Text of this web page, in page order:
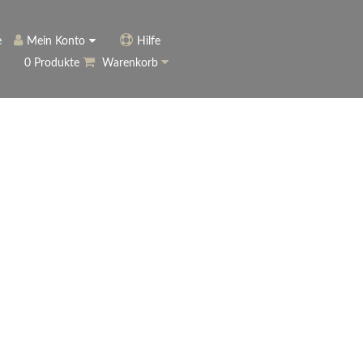
Mein Konto
Anmelden
Hilfe
0 Produkte
Warenkorb